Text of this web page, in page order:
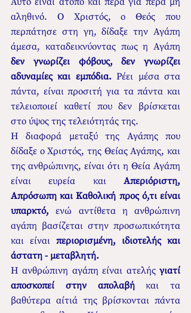
αληθινό. Ο Χριστός, ο Θεός που
περπάτησε στη γη, δίδαξε την Αγάπη
δεν γνωρίζει φόβους, δεν γνωρίζει
αδυναμίες και εμπόδια. Ρέει μέσα στα
πάντα, είναι προσιτή για τα πάντα και
τελειοποιεί καθετί που δεν βρίσκεται
στο ύψος της τελειότητάς της.
Η διαφορά μεταξύ της Αγάπης που
δίδαξε ο Χριστός, της Θείας Αγάπης, και
της ανθρώπινης, είναι ότι η Θεία Αγάπη
είναι ευρεία και Απεριόριστη,
Απρόσωπη και Καθολική προς ό,τι είναι
υπαρκτό, ενώ αντίθετα η ανθρώπινη
αγάπη βασίζεται στην προσωπικότητα
και είναι περιορισμένη, ιδιοτελής και
άστατη - μεταβλητή.
Η ανθρώπινη αγάπη είναι ατελής γιατί
αποσκοπεί στην απολαβή και τα
βαθύτερα αίτιά της βρίσκονται πάντα